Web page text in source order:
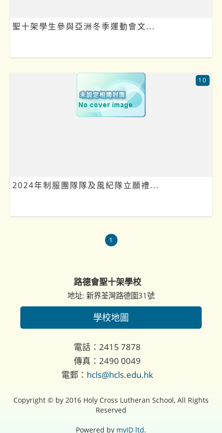
聖十架學生參與亞洲冬季運動會文...
2024年制服團隊隊及風紀隊立願禮...
10
1
路德會聖十架學校
地址: 新界荃灣路德圍31號
學校地圖
電話：2415 7878
傳真：2490 0049
電郵： hcls@hcls.edu.hk
Copyright © by 2016 Holy Cross Lutheran School, All Rights
Reserved
Powered by myID ltd.